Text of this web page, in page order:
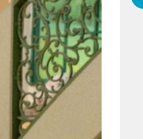
ラブ！げーみんぐ』＝LOV
樹愛羅＆佐々木舞香SPインタ